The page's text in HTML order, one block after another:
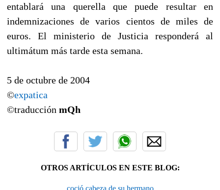
entablará una querella que puede resultar en
indemnizaciones de varios cientos de miles de
euros. El ministerio de Justicia responderá al
ultimátum más tarde esta semana.
5 de octubre de 2004
©expatica
©traducción mQh
OTROS ARTÍCULOS EN ESTE BLOG:
coció cabeza de su hermano